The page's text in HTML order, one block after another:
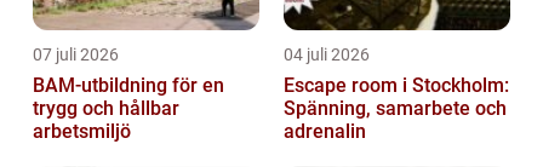
07 juli 2026
BAM-utbildning för en
trygg och hållbar
arbetsmiljö
04 juli 2026
Escape room i Stockholm:
Spänning, samarbete och
adrenalin